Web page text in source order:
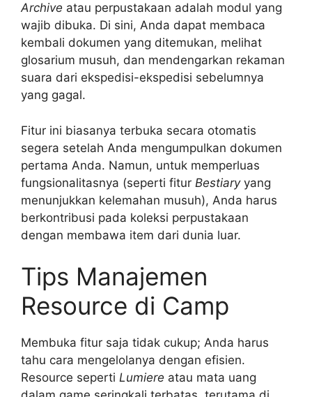
Archive atau perpustakaan adalah modul yang
wajib dibuka. Di sini, Anda dapat membaca
kembali dokumen yang ditemukan, melihat
glosarium musuh, dan mendengarkan rekaman
suara dari ekspedisi-ekspedisi sebelumnya
yang gagal.
Fitur ini biasanya terbuka secara otomatis
segera setelah Anda mengumpulkan dokumen
pertama Anda. Namun, untuk memperluas
fungsionalitasnya (seperti fitur Bestiaryyang
menunjukkan kelemahan musuh), Anda harus
berkontribusi pada koleksi perpustakaan
dengan membawa item dari dunia luar.
Tips Manajemen
Resource di Camp
Membuka fitur saja tidak cukup; Anda harus
tahu cara mengelolanya dengan efisien.
Resource seperti Lumiere atau mata uang